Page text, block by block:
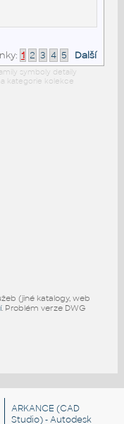
1 2 3 4 5 Další
symboly detaily
kategorie kolekce
(jiné katalogy, web
. Problém verze DWG
ARKANCE (CAD
Studio) - Autodesk